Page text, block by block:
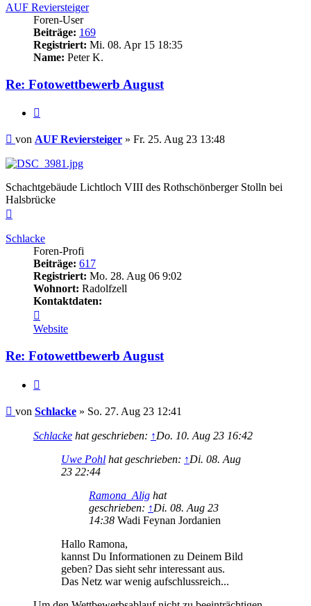
AUF Reviersteiger
Foren-User
Beiträge: 169
Registriert: Mi. 08. Apr 15 18:35
Name: Peter K.
Re: Fotowettbewerb August
Beitrag
von AUF Reviersteiger » Fr. 25. Aug 23 13:48
Schachtgebäude Lichtloch VIII des Rothschönberger Stolln bei
Halsbrücke
Schlacke
Foren-Profi
Beiträge: 617
Registriert: Mo. 28. Aug 06 9:02
Wohnort: Radolfzell
Kontaktdaten:
von
Schlacke
Website
Re: Fotowettbewerb August
Beitrag
von Schlacke » So. 27. Aug 23 12:41
Schlacke hat geschrieben: ↑Do. 10. Aug 23 16:42
Uwe Pohl hat geschrieben: ↑Di. 08. Aug
23 22:44
Ramona_Alig hat
geschrieben: ↑Di. 08. Aug 23
14:38 Wadi Feynan Jordanien
Hallo Ramona,
kannst Du Informationen zu Deinem Bild
geben? Das sieht sehr interessant aus.
Das Netz war wenig aufschlussreich...